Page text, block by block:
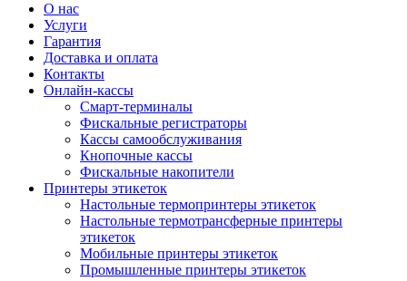
О нас
Услуги
Гарантия
Доставка и оплата
Контакты
Онлайн-кассы
Смарт-терминалы
Фискальные регистраторы
Кассы самообслуживания
Кнопочные кассы
Фискальные накопители
Принтеры этикеток
Настольные термопринтеры этикеток
Настольные термотрансферные принтеры
этикеток
Мобильные принтеры этикеток
Промышленные принтеры этикеток